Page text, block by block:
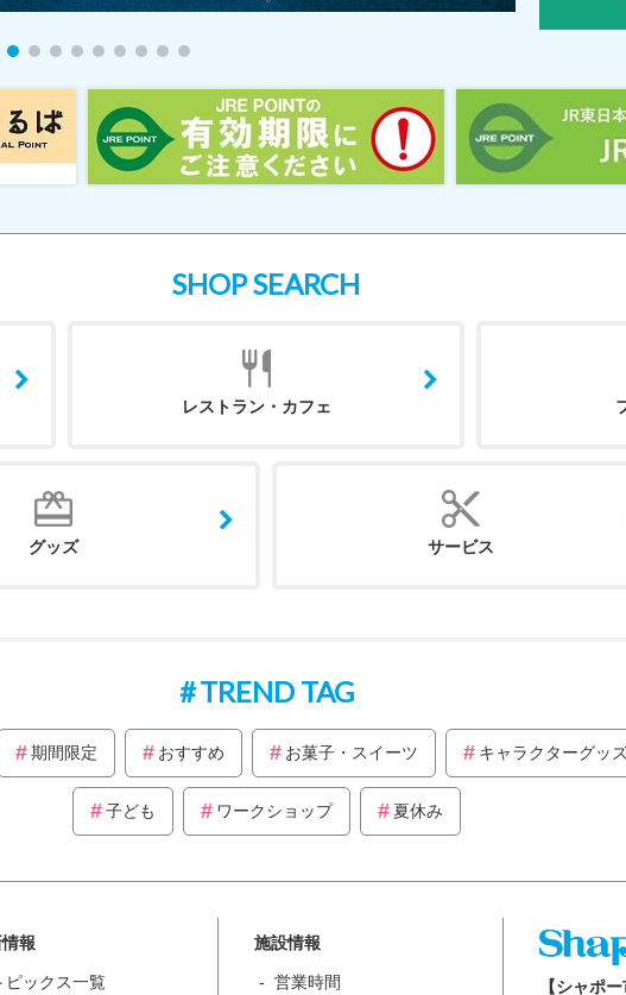
SHOP SEARCH
レストラン・カフェ
グッズ サービス
TREND TAG
期間限定 おすすめ お菓子・スイーツ キャラクターグッ
子ども ワークショップ 夏休み
報
ピックス一覧
施設情報
営業時間 【シャポー